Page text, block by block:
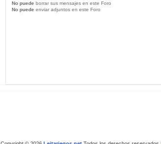
No puede borrar sus mensajes en este Foro
No puede enviar adjuntos en este Foro